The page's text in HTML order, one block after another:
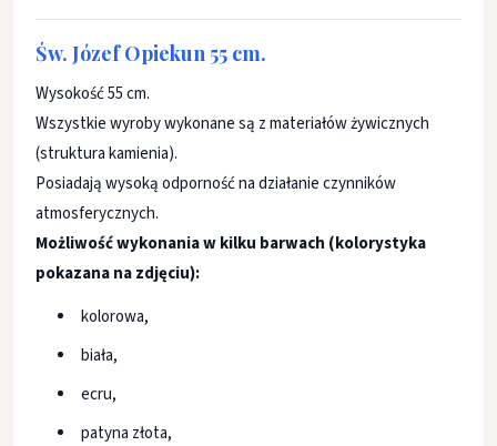
Św. Józef Opiekun 55 cm.
Wysokość 55 cm.
Wszystkie wyroby wykonane są z materiałów żywicznych
(struktura kamienia).
Posiadają wysoką odporność na działanie czynników
atmosferycznych.
Możliwość wykonania w kilku barwach (kolorystyka
pokazana na zdjęciu):
kolorowa,
biała,
ecru,
patyna złota,